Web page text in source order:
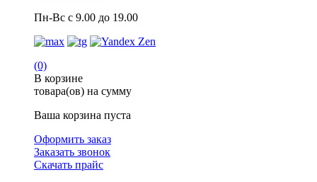
Пн-Вс с 9.00 до 19.00
(0)
В корзине
товара(ов) на сумму
Ваша корзина пуста
Оформить заказ
Заказать звонок
Скачать прайс